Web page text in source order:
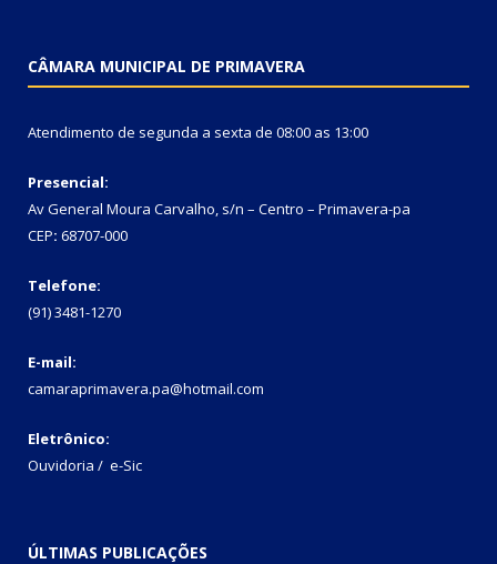
CÂMARA MUNICIPAL DE PRIMAVERA
Atendimento de segunda a sexta de 08:00 as 13:00
Presencial:
Av General Moura Carvalho, s/n – Centro – Primavera-pa
CEP: 68707-000
Telefone:
(91) 3481-1270
E-mail:
camaraprimavera.pa@hotmail.com
Eletrônico:
Ouvidoria / e-Sic
ÚLTIMAS PUBLICAÇÕES